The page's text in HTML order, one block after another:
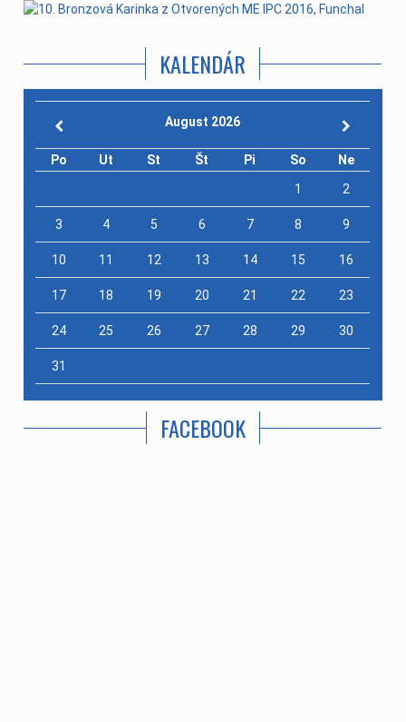
KALENDÁR
August 2026
Po Ut St Št Pi So
Ne
1
2
3 4 5 6 7 8 9
10 11 12 13 14 15 16
17 18 19 20 21 22 23
24 25 26 27 28 29 30
31
FACEBOOK